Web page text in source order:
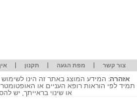
צור קשר | מפת הגעה | תקנון |
אזהרה: המידע המוצג באתר זה הינו
תמיד לפי הוראות רופא העניים או
או שינוי בראייתך, יש